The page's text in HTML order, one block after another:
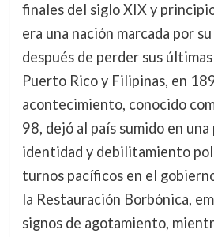
finales del siglo XIX y
era una nación marcada por
después de perder sus
Puerto Rico y Filipinas, en
acontecimiento, conocido
98, dejó al país sumido en
identidad y debilitamiento
turnos pacíficos en el
la Restauración Borbónica,
signos de agotamiento,